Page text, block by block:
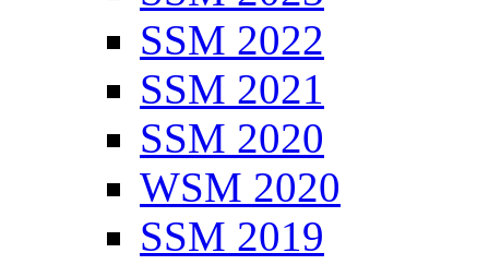
SSM 2022
SSM 2021
SSM 2020
WSM 2020
SSM 2019